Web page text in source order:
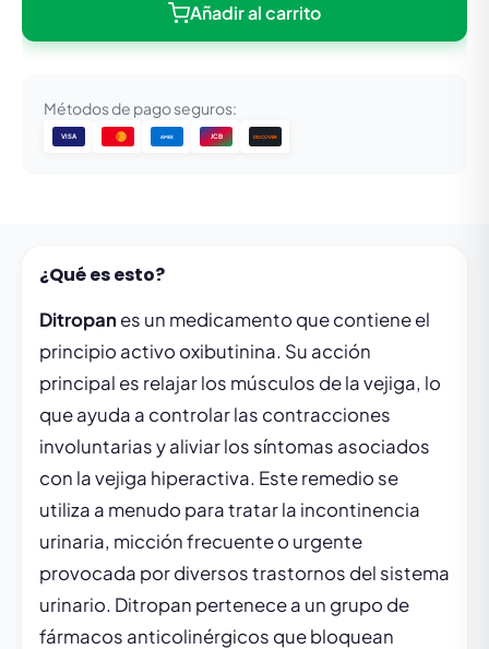
Añadir al carrito
Métodos de pago seguros:
VISA AMEX JCB DISCOVER
¿Qué es esto?
Ditropanes un medicamento que contiene el
principio activo oxibutinina. Su acción
principal es relajar los músculos de la vejiga, lo
que ayuda a controlar las contracciones
involuntarias y aliviar los síntomas asociados
con la vejiga hiperactiva. Este remedio se
utiliza a menudo para tratar la incontinencia
urinaria, micción frecuente o urgente
provocada por diversos trastornos del sistema
urinario. Ditropan pertenece a un grupo de
fármacos anticolinérgicos que bloquean